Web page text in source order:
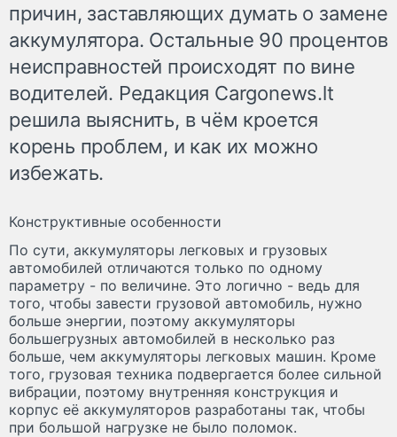
причин, заставляющих думать о замене
аккумулятора. Остальные 90 процентов
неисправностей происходят по вине
водителей. Редакция Cargonews.lt
решила выяснить, в чём кроется
корень проблем, и как их можно
избежать.
Конструктивные особенности
По сути, аккумуляторы легковых и грузовых
автомобилей отличаются только по одному
параметру - по величине. Это логично - ведь для
того, чтобы завести грузовой автомобиль, нужно
больше энергии, поэтому аккумуляторы
большегрузных автомобилей в несколько раз
больше, чем аккумуляторы легковых машин. Кроме
того, грузовая техника подвергается более сильной
вибрации, поэтому внутренняя конструкция и
корпус её аккумуляторов разработаны так, чтобы
при большой нагрузке не было поломок.